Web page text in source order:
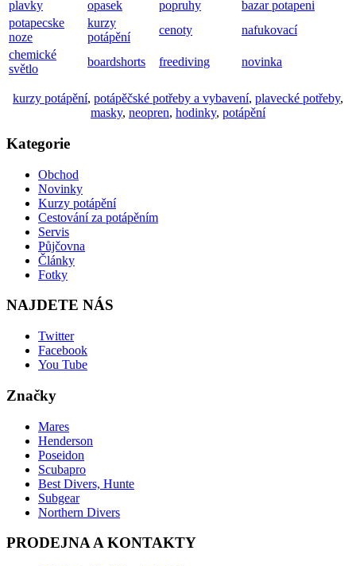
plavky
opasek popruhy
bazar potapeni
potapecske
noze
kurzy
potápění
cenoty
nafukovací
chemické
světlo
boardshorts freediving novinka
kurzy potápění, potápěčské potřeby a vybavení, plavecké potřeby,
masky, neopren, hodinky, potápění
Kategorie
Obchod
Novinky
Kurzy potápění
Cestování za potápěním
Servis
Půjčovna
Články
Fotky
NAJDETE NÁS
Twitter
Facebook
You Tube
Značky
Mares
Henderson
Poseidon
Scubapro
Best Divers, Hunte
Subgear
Northern Divers
PRODEJNA A KONTAKTY